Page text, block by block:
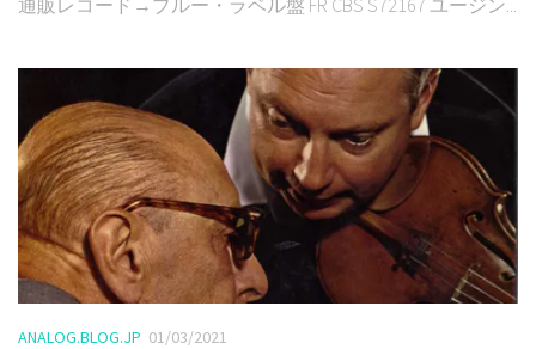
ANALOG.BLOG.JP 01/03/2021